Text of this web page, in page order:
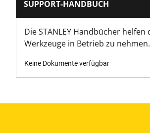
SUPPORT-HANDBUCH
Die STANLEY Handbücher helfen
Werkzeuge in Betrieb zu nehmen.
Keine Dokumente verfügbar